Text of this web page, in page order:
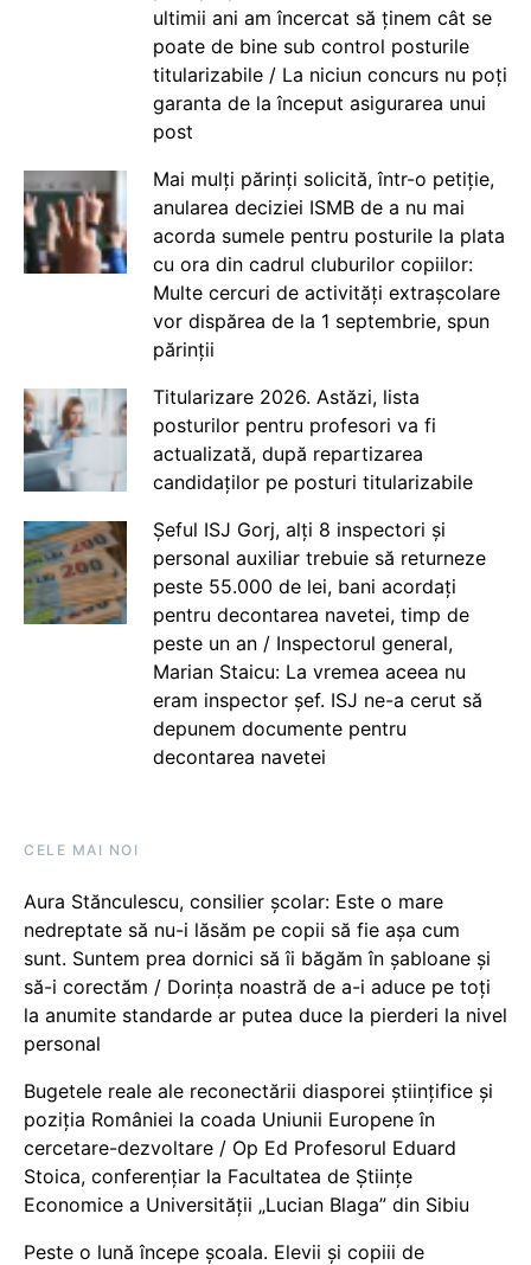
ultimii ani am încercat să ținem cât se
poate de bine sub control posturile
titularizabile / La niciun concurs nu poți
garanta de la început asigurarea unui
post
Mai mulți părinți solicită, într-o petiție,
anularea deciziei ISMB de a nu mai
acorda sumele pentru posturile la plata
cu ora din cadrul cluburilor copiilor:
Multe cercuri de activități extrașcolare
vor dispărea de la 1 septembrie, spun
părinții
Titularizare 2026. Astăzi, lista
posturilor pentru profesori va fi
actualizată, după repartizarea
candidaților pe posturi titularizabile
Șeful ISJ Gorj, alți 8 inspectori și
personal auxiliar trebuie să returneze
peste 55.000 de lei, bani acordați
pentru decontarea navetei, timp de
peste un an / Inspectorul general,
Marian Staicu: La vremea aceea nu
eram inspector șef. ISJ ne-a cerut să
depunem documente pentru
decontarea navetei
CELE MAI NOI
Aura Stănculescu, consilier școlar: Este o mare
nedreptate să nu-i lăsăm pe copii să fie așa cum
sunt. Suntem prea dornici să îi băgăm în șabloane și
să-i corectăm / Dorința noastră de a-i aduce pe toți
la anumite standarde ar putea duce la pierderi la nivel
personal
Bugetele reale ale reconectării diasporei științifice și
poziția României la coada Uniunii Europene în
cercetare-dezvoltare / Op Ed Profesorul Eduard
Stoica, conferențiar la Facultatea de Științe
Economice a Universității „Lucian Blaga” din Sibiu
Peste o lună începe școala. Elevii și copiii de